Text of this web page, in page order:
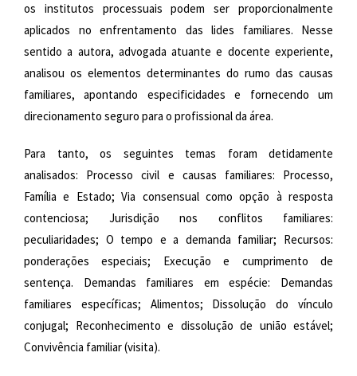
os institutos processuais podem ser proporcionalmente
aplicados no enfrentamento das lides familiares. Nesse
sentido a autora, advogada atuante e docente experiente,
analisou os elementos determinantes do rumo das causas
familiares, apontando especificidades e fornecendo um
direcionamento seguro para o profissional da área.
Para tanto, os seguintes temas foram detidamente
analisados:
Processo civil e causas familiares: Processo,
Família e Estado; Via consensual como opção à resposta
contenciosa; Jurisdição nos conflitos familiares:
peculiaridades; O tempo e a demanda familiar; Recursos:
ponderações especiais; Execução e cumprimento de
sentença.
Demandas familiares em espécie: Demandas
familiares específicas; Alimentos; Dissolução do vínculo
conjugal; Reconhecimento e dissolução de união estável;
Convivência familiar (visita).